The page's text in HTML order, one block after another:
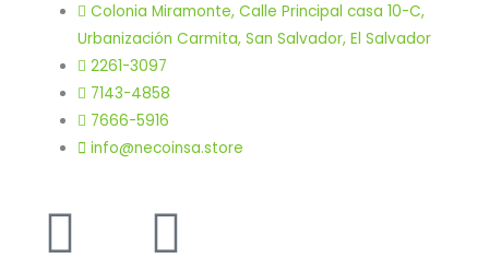
Colonia Miramonte, Calle Principal casa 10-C,
Urbanización Carmita, San Salvador, El Salvador
2261-3097
7143-4858
7666-5916
info@necoinsa.store
Instagram
Facebook-